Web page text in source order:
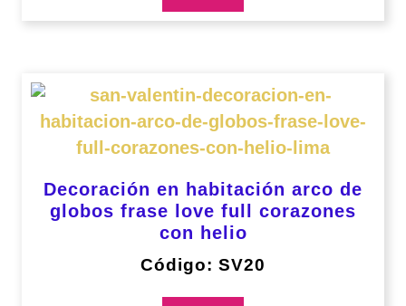
Decoración en habitación arco de
globos frase love full corazones
con helio
Código: SV20